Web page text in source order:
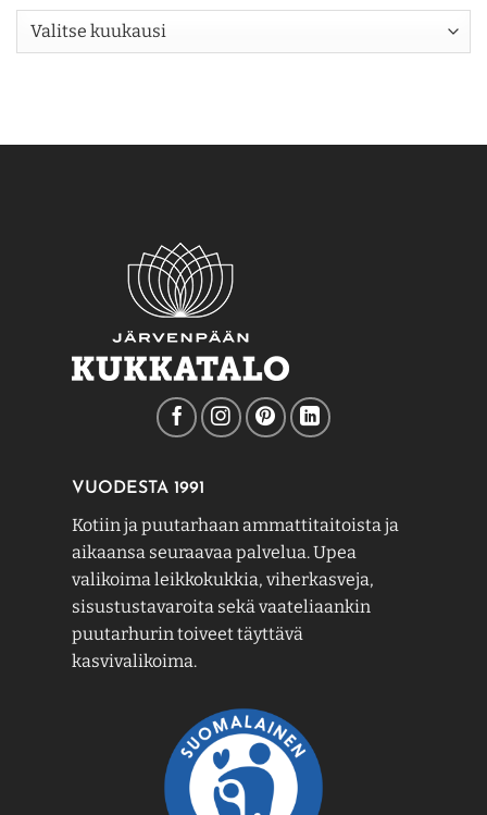
Arkisto
VUODESTA 1991
Kotiin ja puutarhaan ammattitaitoista ja
aikaansa seuraavaa palvelua. Upea
valikoima leikkokukkia, viherkasveja,
sisustustavaroita sekä vaateliaankin
puutarhurin toiveet täyttävä
kasvivalikoima.